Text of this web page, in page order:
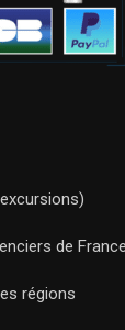
de France
régions